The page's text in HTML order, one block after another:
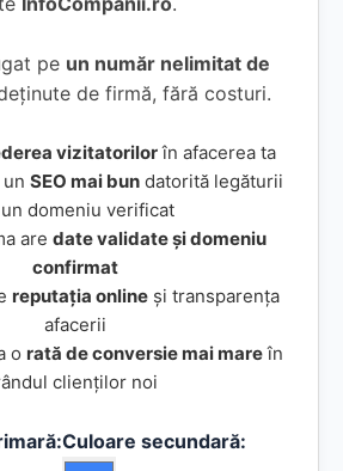
pe un număr nelimitat de
de firmă, fără costuri.
vizitatorilorîn afacerea ta
SEO mai bun datorită legăturii
domeniu verificat
are date validate și domeniu
confirmat
reputația online și transparența
afacerii
o rată de conversie mai mareîn
clienților noi
Culoare secundară: